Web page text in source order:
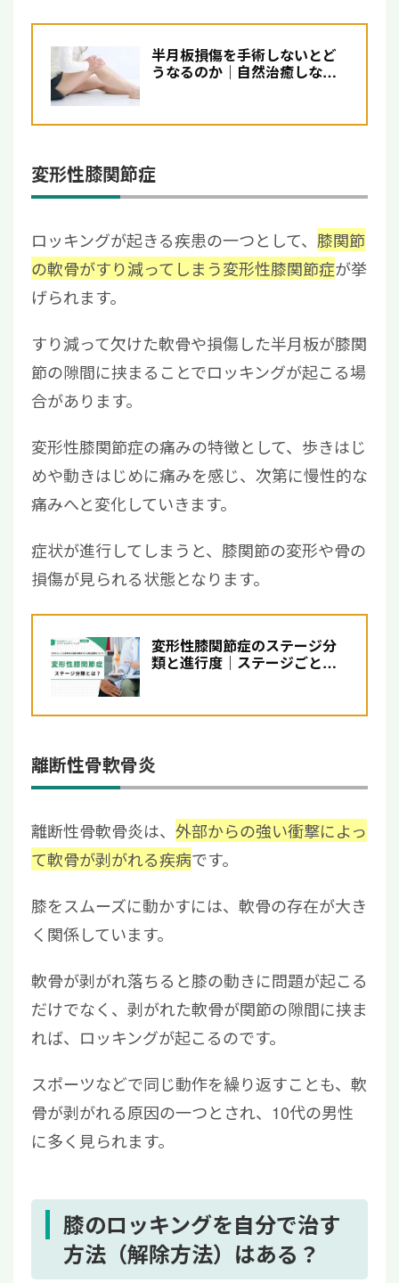
半月板損傷を手術しないとど
うなるのか｜自然治癒しな
変形性膝関節症
ロッキングが起きる疾患の一つとして、 膝関節
の軟骨がすり減ってしまう変形性膝関節症が挙
げられます。
すり減って欠けた軟骨や損傷した半月板が膝関
節の隙間に挟まることでロッキングが起こる場
合があります。
変形性膝関節症の痛みの特徴として、歩きはじ
めや動きはじめに痛みを感じ、次第に慢性的な
痛みへと変化していきます。
症状が進行してしまうと、膝関節の変形や骨の
損傷が見られる状態となります。
変形性膝関節症のステージ分
類と進行度｜ステージごとの
離断性骨軟骨炎
離断性骨軟骨炎は、 外部からの強い衝撃によっ
て軟骨が剥がれる疾病です。
膝をスムーズに動かすには、軟骨の存在が大き
く関係しています。
軟骨が剥がれ落ちると膝の動きに問題が起こる
だけでなく、剥がれた軟骨が関節の隙間に挟ま
れば、ロッキングが起こるのです。
スポーツなどで同じ動作を繰り返すことも、軟
骨が剥がれる原因の一つとされ、10代の男性
に多く見られます。
膝のロッキングを自分で治す
方法（解除方法）はある？